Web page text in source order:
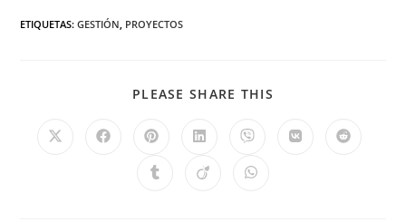
ETIQUETAS:GESTIÓN, PROYECTOS
PLEASE SHARE THIS